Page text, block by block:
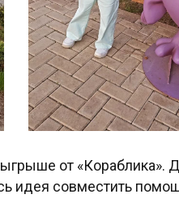
от «Кораблика».
идея совместить